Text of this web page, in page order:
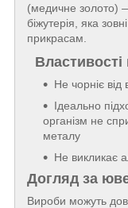
(медичне золото)
біжутерія, яка
прикрасам.
Не чорніє від
Ідеально
організм не
металу
Не викликає
Догляд за
Вироби можуть